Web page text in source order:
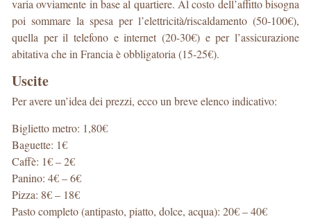
varia ovviamente in base al quartiere. Al costo dell’affitto bisogna
poi sommare la spesa per l’elettricità/riscaldamento (50-100€),
quella per il telefono e internet (20-30€) e per l’assicurazione
abitativa che in Francia è obbligatoria (15-25€).
Uscite
Per avere un’idea dei prezzi, ecco un breve elenco indicativo:
Biglietto metro: 1,80€
Baguette: 1€
Caffè: 1€ – 2€
Panino: 4€ – 6€
Pizza: 8€ – 18€
Pasto completo (antipasto, piatto, dolce, acqua): 20€ – 40€